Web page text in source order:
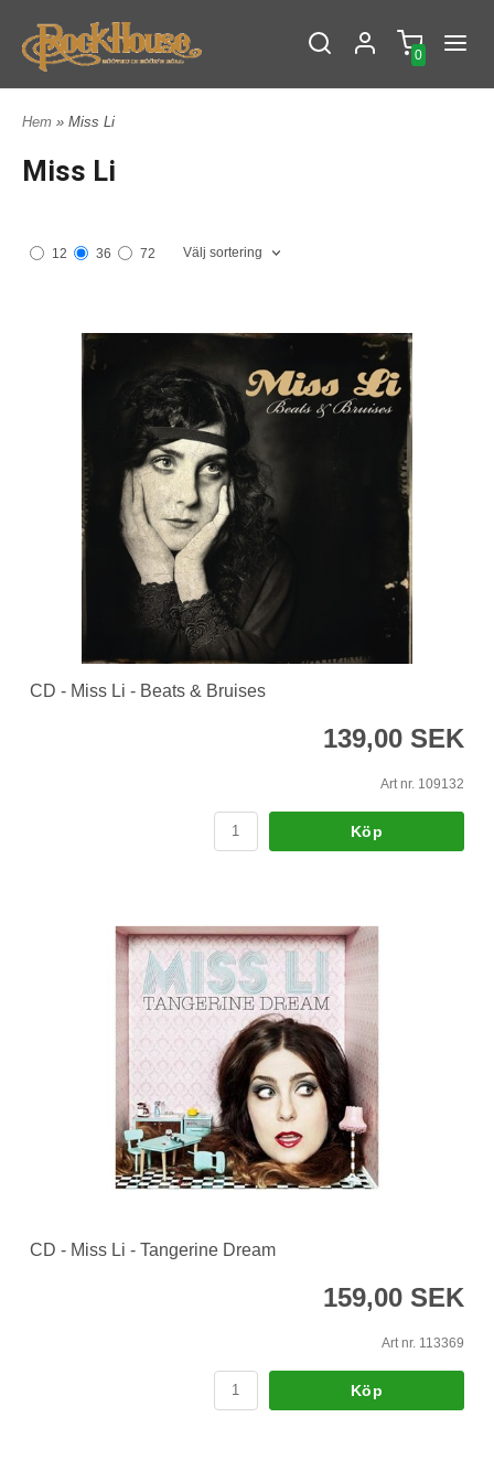
0
Hem » Miss Li
Miss Li
12 36 72 Välj sortering
CD - Miss Li - Beats & Bruises
139,00 SEK
Art nr. 109132
Köp
CD - Miss Li - Tangerine Dream
159,00 SEK
Art nr. 113369
Köp